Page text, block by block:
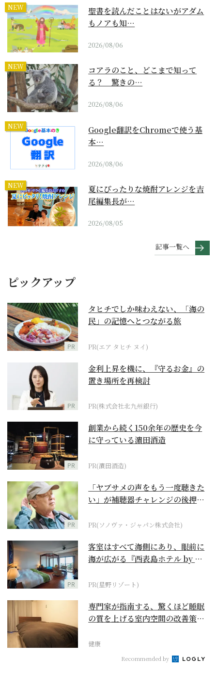
NEW
聖書を読んだことはないがアダム
もノアも知…
2026/08/06
NEW
コアラのこと、どこまで知って
る？ 驚きの…
2026/08/06
NEW
Google翻訳をChromeで使う基
本…
2026/08/06
NEW
夏にぴったりな焼酎アレンジを吉
尾編集長が…
2026/08/05
記事一覧へ
ピックアップ
PR
タヒチでしか味わえない、「海の
民」の記憶へとつながる旅
PR(エア タヒチ ヌイ)
PR
金利上昇を機に、『守るお金』の
置き場所を再検討
PR(株式会社北九州銀行)
PR
創業から続く150余年の歴史を今
に守っている濵田酒造
PR(濵田酒造)
PR
「ヤブサメの声をもう一度聴きた
い」が補聴器チャレンジの後押し
PR(ソノヴァ・ジャパン株式会社)
PR
客室はすべて海側にあり、眼前に
海が広がる『西表島ホテル by 星
PR(星野リゾート)
専門家が指南する、驚くほど睡眠
の質を上げる室内空間の改善策と
健康
Recommended by